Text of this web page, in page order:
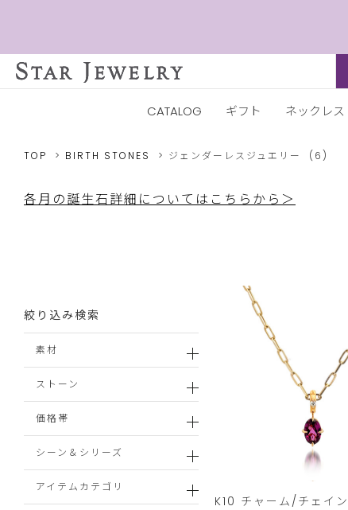
CATALOG ギフト ネックレス
TOP BIRTH STONES ジェンダーレスジュエリー (6)
各月の誕生石詳細についてはこちらから＞
絞り込み検索
素材
ストーン
価格帯
シーン＆シリーズ
アイテムカテゴリ
K10 チャーム/チェイン